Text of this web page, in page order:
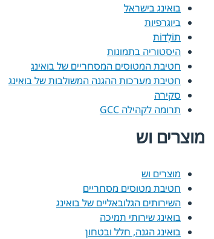
בואינג בישראל
ביוגרפיות
תוֹלְדוֹת
היסטוריה בתמונות
חטיבת המטוסים המסחריים של בואינג
חטיבת מערכות ההגנה המשולבות של בואינג
סקירה
תרומה לקהילה GCC
מוצרים וש
מוצרים וש
חטיבת מטוסים מסחריים
השירותים הגלובאליים של בואינג
בואינג שירותי תמיכה
בואינג הגנה, חלל ובטחון